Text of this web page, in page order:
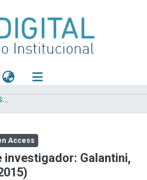
Informe Científico de Investigador
Access
Galantini,